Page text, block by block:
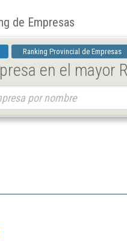
de Empresas
Ranking Provincial de Empresas
en el mayor